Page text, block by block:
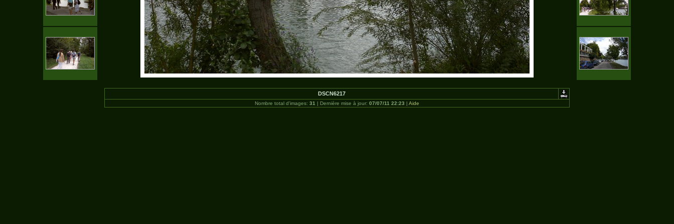
DSCN6217
Nombre total d'images: 31 | Dernière mise à jour: 07/07/11 22:23 | Aide